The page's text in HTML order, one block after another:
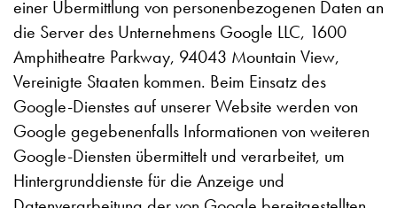
einer Übermittlung von personenbezogenen Daten an
die Server des Unternehmens Google LLC, 1600
Amphitheatre Parkway, 94043 Mountain View,
Vereinigte Staaten kommen. Beim Einsatz des
Google-Dienstes auf unserer Website werden von
Google gegebenenfalls Informationen von weiteren
Google-Diensten übermittelt und verarbeitet, um
Hintergrunddienste für die Anzeige und